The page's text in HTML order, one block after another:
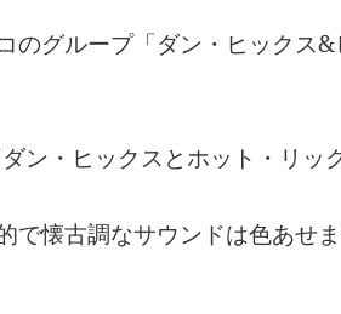
のグループ「ダン・ヒックス
ン・ヒックスとホット・リッ
で懐古調なサウンドは色あせま